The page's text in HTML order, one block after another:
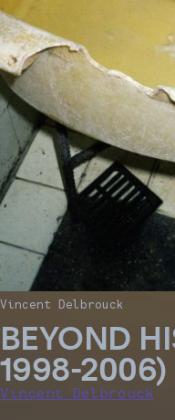
BEYOND
1998-2006)
Vincent Delbrouck
Vincent Delbrouck